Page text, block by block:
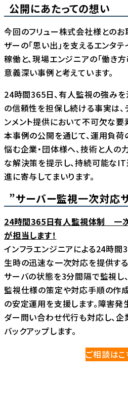
公開にあたっての想い
今回のフリュー株式会社様とのお
ザーの「思い出」を支えるエンタテ
稼働と、現場エンジニアの「働き
意義深い事例と考えています。
24時間365日、有人監視の強みを
の信頼性を担保し続ける事実は、
ンメント提供において不可欠な要
本事例の公開を通じて、運用負
悩む企業・団体様へ、技術と人
な解決策を提示し、持続可能な
進に寄与してまいります。
”サーバー監視一次対応
24時間365日有人監視体制 一
が担当します！
インフラエンジニアによる24時
生時の迅速な一次対応を提供する
サーバの状態を3分間隔で監視し
監視仕様の策定や対応手順の作
の安定運用を支援します。障害
ダー問い合わせ代行も対応し、
バックアップします。
ご相談はこ